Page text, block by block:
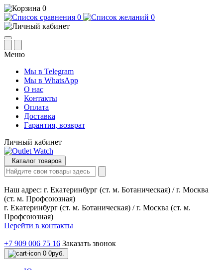
0
0
0
Меню
Мы в Telegram
Мы в WhatsApp
О нас
Контакты
Оплата
Доставка
Гарантия, возврат
Личный кабинет
Каталог товаров
Наш адрес: г. Екатеринбург (ст. м. Ботаническая) / г. Москва
(ст. м. Профсоюзная)
г. Екатеринбург (ст. м. Ботаническая) / г. Москва (ст. м.
Профсоюзная)
Перейти в контакты
+7 909 006 75 16 Заказать звонок
0 0руб.